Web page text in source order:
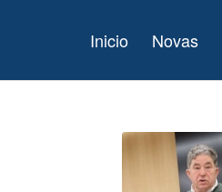
Inicio Novas